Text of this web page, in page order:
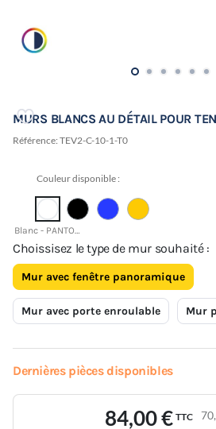
MURS BLANCS AU DÉTAIL POUR
Référence: TEV2-C-10-1-T0
Couleur disponible :
Blanc - PANTONE 11-0601 TCX
Choissisez le type de mur souhaité :
Mur avec fenêtre panoramique
Mur avec porte enroulable Mur
Dernières pièces disponibles
84,00 € TTC